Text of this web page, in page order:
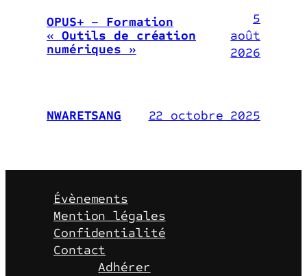
OPUS+ – Formation
« Outils de création
numériques »
5
août
2026
NWARETSANG 22 octobre 2025
Évènements
Mention légales
Confidentialité
Contact
Adhérer